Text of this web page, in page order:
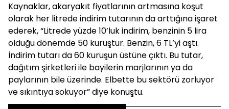
Kaynaklar, akaryakıt fiyatlarının artmasına koşut
olarak her litrede indirim tutarının da arttığına işaret
ederek, “Litrede yüzde 10’luk indirim, benzinin 5 lira
olduğu dönemde 50 kuruştur. Benzin, 6 TL’yi aştı.
İndirim tutarı da 60 kuruşun üstüne çıktı. Bu tutar,
dağıtım şirketleri ile bayilerin marjlarının ya da
paylarının bile üzerinde. Elbette bu sektörü zorluyor
ve sıkıntıya sokuyor” diye konuştu.